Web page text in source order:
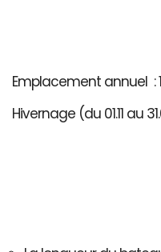
Emplacement annuel :
Hivernage (du 01.11 au